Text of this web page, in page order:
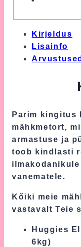
Kirjeldus
Lisainfo
Parim kingitus
mähkmetort,
armastuse ja
toob kindlasti
vanematele.
Kõiki meie
vastavalt Teie
Huggies
6kg)